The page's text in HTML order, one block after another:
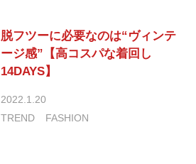
脱フツーに必要なのは“ヴィンテ
ージ感”【高コスパな着回し
14DAYS】
2022.1.20
TREND
FASHION